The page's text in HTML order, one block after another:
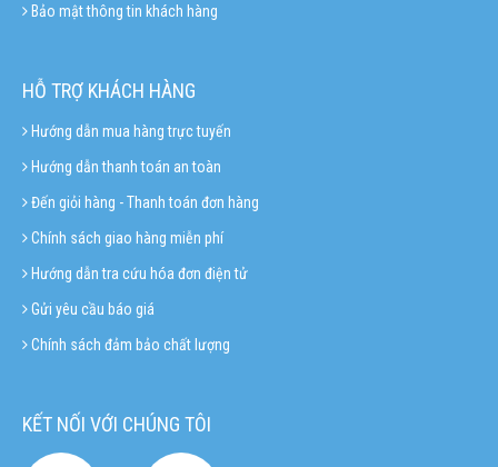
Bảo mật thông tin khách hàng
HỖ TRỢ KHÁCH HÀNG
Hướng dẫn mua hàng trực tuyến
Hướng dẫn thanh toán an toàn
Đến giỏi hàng - Thanh toán đơn hàng
Chính sách giao hàng miễn phí
Hướng dẫn tra cứu hóa đơn điện tử
Gửi yêu cầu báo giá
Chính sách đảm bảo chất lượng
KẾT NỐI VỚI CHÚNG TÔI